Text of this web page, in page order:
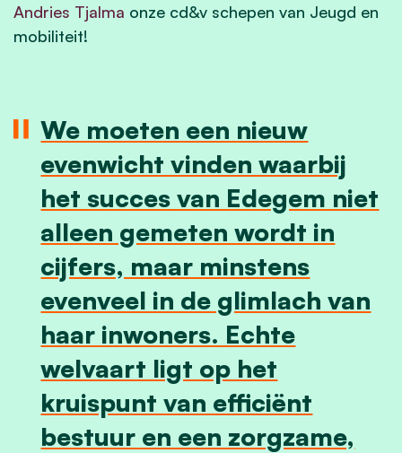
Andries Tjalma onze cd&v schepen van Jeugd en
mobiliteit!
We moeten een nieuw
evenwicht vinden waarbij
het succes van Edegem niet
alleen gemeten wordt in
cijfers, maar minstens
evenveel in de glimlach van
haar inwoners. Echte
welvaart ligt op het
kruispunt van efficiënt
bestuur en een zorgzame,